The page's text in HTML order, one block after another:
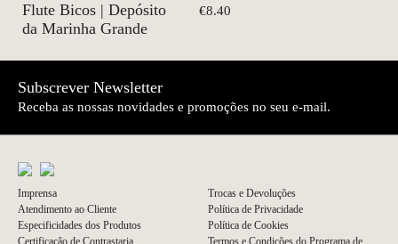
Flute Bicos | Depósito
da Marinha Grande
€8.40
Subscrever Newsletter
Receba as nossas novidades e promoções no seu e-mail.
Imprensa
Atendimento ao Cliente
Especificidades dos Produtos
Certificação de Contrastaria
Trocas e Devoluções
Política de Privacidade
Política de Cookies
Termos e Condições do Programa de